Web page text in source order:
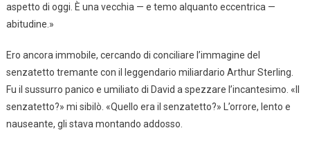
aspetto di oggi. È una vecchia — e temo alquanto eccentrica —
abitudine.»
Ero ancora immobile, cercando di conciliare l’immagine del
senzatetto tremante con il leggendario miliardario Arthur Sterling.
Fu il sussurro panico e umiliato di David a spezzare l’incantesimo. «Il
senzatetto?» mi sibilò. «Quello era il senzatetto?» L’orrore, lento e
nauseante, gli stava montando addosso.